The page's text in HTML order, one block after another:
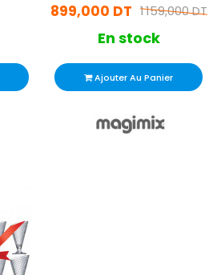
1 159,000 DT
899,000 DT
En stock
Ajouter Au Panier